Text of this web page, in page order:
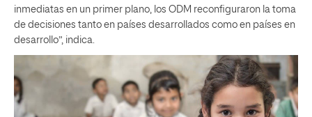
inmediatas en un primer plano, los ODM reconfiguraron la toma
de decisiones tanto en países desarrollados como en países en
desarrollo”, indica.